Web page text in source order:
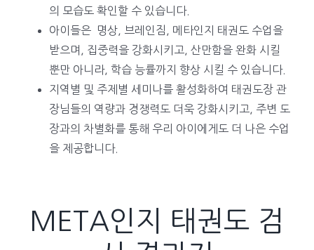
의 모습도 확인할 수 있습니다.
아이들은 명상, 브레인짐, 메타인지 태권도 수업을
받으며, 집중력을 강화시키고, 산만함을 완화 시킬
뿐만 아니라, 학습 능률까지 향상 시킬 수 있습니다.
지역별 및 주제별 세미나를 활성화하여 태권도장 관
장님들의 역량과 경쟁력도 더욱 강화시키고, 주변 도
장과의 차별화를 통해 우리 아이에게도 더 나은 수업
을 제공합니다.
META인지 태권도 검